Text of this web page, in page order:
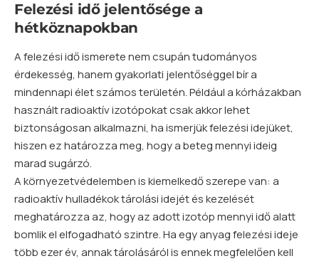
Felezési idő jelentősége a
hétköznapokban
A felezési idő ismerete nem csupán tudományos
érdekesség, hanem gyakorlati jelentőséggel bír a
mindennapi élet számos területén. Például a kórházakban
használt radioaktív izotópokat csak akkor lehet
biztonságosan alkalmazni, ha ismerjük felezési idejüket,
hiszen ez határozza meg, hogy a beteg mennyi ideig
marad sugárzó.
A környezetvédelemben is kiemelkedő szerepe van: a
radioaktív hulladékok tárolási idejét és kezelését
meghatározza az, hogy az adott izotóp mennyi idő alatt
bomlik el elfogadható szintre. Ha egy anyag felezési ideje
több ezer év, annak tárolásáról is ennek megfelelően kell